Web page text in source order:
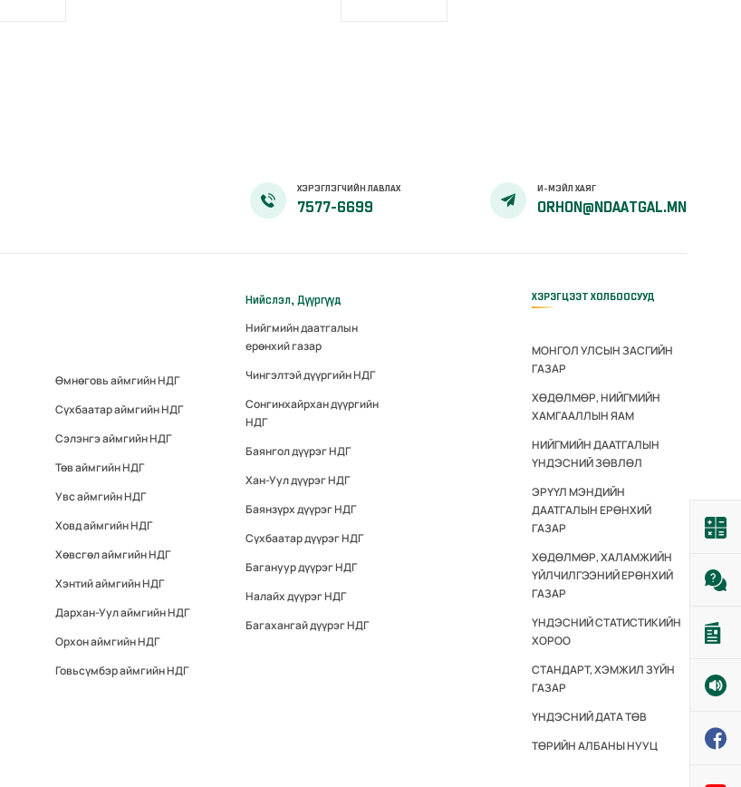
ХЭРЭГЛЭГЧИЙН ЛАВЛАХ
7577-6699
И-МЭЙЛ ХАЯГ
ORHON@NDAATGAL.MN
Өмнөговь аймгийн НДГ
Сүхбаатар аймгийн НДГ
Сэлэнгэ аймгийн НДГ
Төв аймгийн НДГ
Увс аймгийн НДГ
Ховд аймгийн НДГ
Хөвсгөл аймгийн НДГ
Хэнтий аймгийн НДГ
Дархан-Уул аймгийн НДГ
Орхон аймгийн НДГ
Говьсүмбэр аймгийн НДГ
Нийслэл, Дүүргүүд
Нийгмийн даатгалын
ерөнхий газар
Чингэлтэй дүүргийн НДГ
Сонгинхайрхан дүүргийн
НДГ
Баянгол дүүрэг НДГ
Хан-Уул дүүрэг НДГ
Баянзүрх дүүрэг НДГ
Сүхбаатар дүүрэг НДГ
Багануур дүүрэг НДГ
Налайх дүүрэг НДГ
Багахангай дүүрэг НДГ
ХЭРЭГЦЭЭТ ХОЛБООСУУД
МОНГОЛ УЛСЫН ЗАСГИЙН
ГАЗАР
ХӨДӨЛМӨР, НИЙГМИЙН
ХАМГААЛЛЫН ЯАМ
НИЙГМИЙН ДААТГАЛЫН
ҮНДЭСНИЙ ЗӨВЛӨЛ
ЭРҮҮЛ МЭНДИЙН
ДААТГАЛЫН ЕРӨНХИЙ
ГАЗАР
ХӨДӨЛМӨР, ХАЛАМЖИЙН
ҮЙЛЧИЛГЭЭНИЙ ЕРӨНХИЙ
ГАЗАР
ҮНДЭСНИЙ СТАТИСТИКИЙН
ХОРОО
СТАНДАРТ, ХЭМЖИЛ ЗҮЙН
ГАЗАР
ҮНДЭСНИЙ ДАТА ТӨВ
ТӨРИЙН АЛБАНЫ НУУЦ